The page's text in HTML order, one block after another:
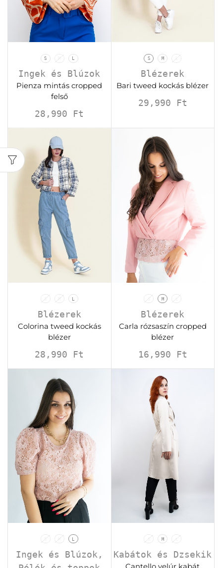
S M L
Ingek és Blúzok
Pienza mintás cropped
felső
28,990 Ft
S M L
Blézerek
Bari tweed kockás blézer
29,990 Ft
S M L
Blézerek
Colorina tweed kockás
blézer
28,990 Ft
S M L
Blézerek
Carla rózsaszín cropped
blézer
16,990 Ft
S M L
Ingek és Blúzok ,
S M L
Kabátok és Dzsekik